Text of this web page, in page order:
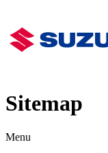
Sitemap
Menu